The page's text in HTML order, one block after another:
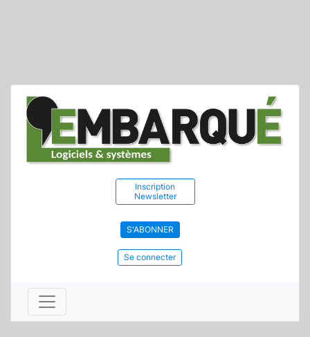
Inscription
Newsletter
S'ABONNER
Se connecter